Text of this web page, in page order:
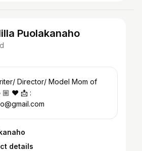
Puolakanaho
Director/ Model Mom of
details